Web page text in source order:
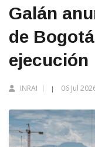
Galán
de
ejecución
INRAI | 06 Jul